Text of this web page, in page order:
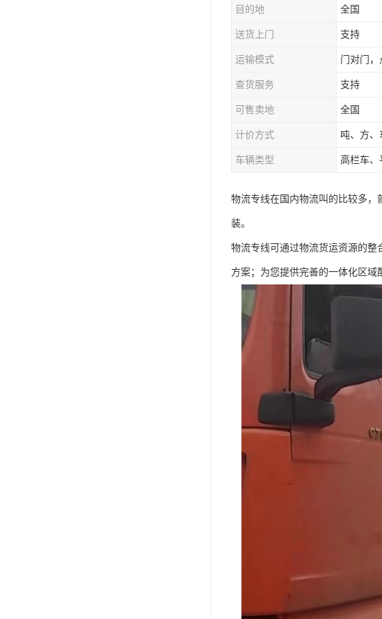
目的地 全国
送货上门 支持
运输模式 门对门，
查货服务 支持
可售卖地 全国
计价方式 吨、方、
车辆类型 高栏车、
物流专线在国内物流叫的比较多
装。
物流专线可通过物流货运资源的
方案；为您提供完善的一体化区域